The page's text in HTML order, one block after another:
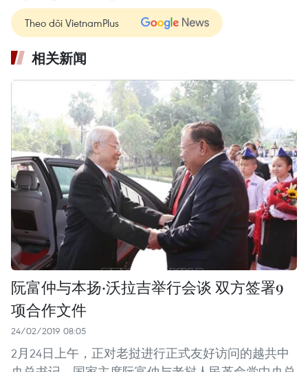
Theo dõi VietnamPlus
相关新闻
阮富仲与本扬·沃拉吉举行会谈 双方签署9
项合作文件
24/02/2019 08:05
2月24日上午，正对老挝进行正式友好访问的越共中